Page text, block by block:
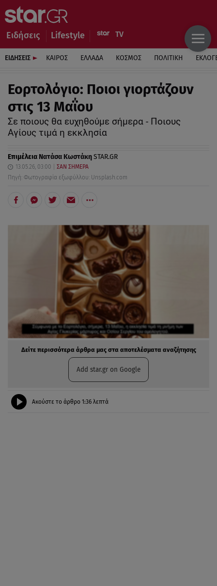
Ειδήσεις Lifestyle
ΕΙΔΗΣΕΙΣ ΚΑΙΡΟΣ ΕΛΛΑΔΑ ΚΟΣΜΟΣ ΠΟΛΙΤΙΚΗ
Εορτολόγιο: Ποιοι γιορτάζουν
στις 13 Μαΐου
Σε ποιους θα ευχηθούμε σήμερα - Ποιους
Αγίους τιμά η εκκλησία
Επιμέλεια Νατάσα ΚωστάκηSTAR.GR
13.05.26, 03:00
ΣΑΝ ΣΗΜΕΡΑ
Πηγή: Φωτογραφία εξωφύλλου: Unsplash.com
Δείτε περισσότερα άρθρα μας στα αποτελέσματα αναζήτησης
Add star.gr on Google
Ακούστε το άρθρο 1:36 λεπτά